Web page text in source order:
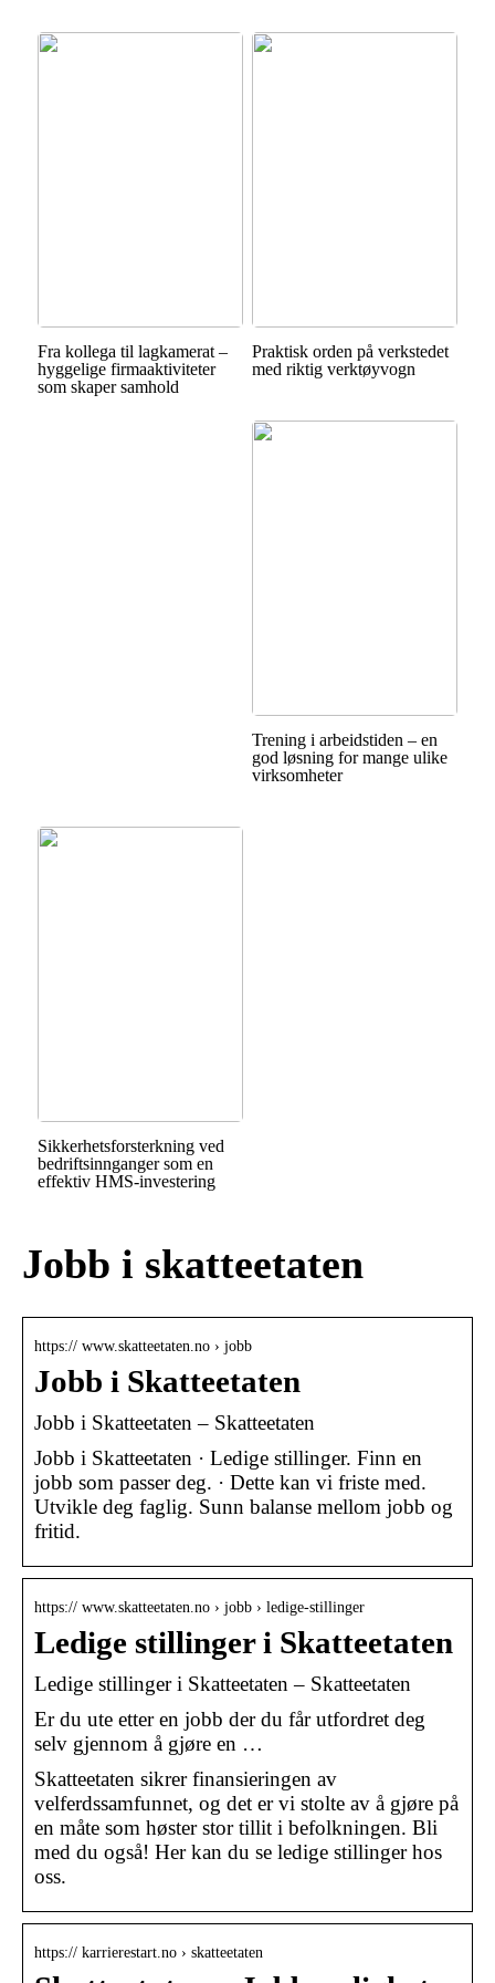
Fra kollega til lagkamerat –
hyggelige firmaaktiviteter
som skaper samhold
Praktisk orden på verkstedet
med riktig verktøyvogn
Trening i arbeidstiden – en
god løsning for mange ulike
virksomheter
Sikkerhetsforsterkning ved
bedriftsinnganger som en
effektiv HMS-investering
Jobb i skatteetaten
https:// www.skatteetaten.no › jobb
Jobb i Skatteetaten
Jobb i Skatteetaten – Skatteetaten
Jobb i Skatteetaten · Ledige stillinger. Finn en
jobb som passer deg. · Dette kan vi friste med.
Utvikle deg faglig. Sunn balanse mellom jobb og
fritid.
https:// www.skatteetaten.no › jobb › ledige-stillinger
Ledige stillinger i Skatteetaten
Ledige stillinger i Skatteetaten – Skatteetaten
Er du ute etter en jobb der du får utfordret deg
selv gjennom å gjøre en …
Skatteetaten sikrer finansieringen av
velferdssamfunnet, og det er vi stolte av å gjøre på
en måte som høster stor tillit i befolkningen. Bli
med du også! Her kan du se ledige stillinger hos
oss.
https:// karrierestart.no › skatteetaten